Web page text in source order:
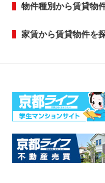
物件種別から賃貸物
家賃から賃貸物件を